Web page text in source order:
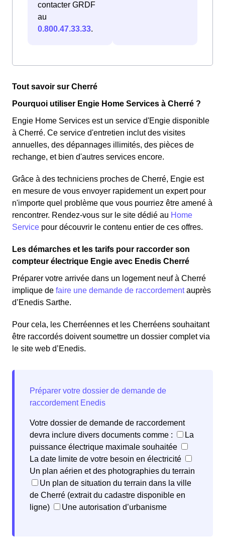
contacter GRDF
au
0.800.47.33.33.
Tout savoir sur Cherré
Pourquoi utiliser Engie Home Services à Cherré ?
Engie Home Services est un service d'Engie disponible
à Cherré. Ce service d'entretien inclut des visites
annuelles, des dépannages illimités, des pièces de
rechange, et bien d'autres services encore.
Grâce à des techniciens proches de Cherré, Engie est
en mesure de vous envoyer rapidement un expert pour
n'importe quel problème que vous pourriez être amené à
rencontrer. Rendez-vous sur le site dédié au Home
Service pour découvrir le contenu entier de ces offres.
Les démarches et les tarifs pour raccorder son
compteur électrique Engie avec Enedis Cherré
Préparer votre arrivée dans un logement neuf à Cherré
implique de faire une demande de raccordementauprès
d’Enedis Sarthe.
Pour cela, les Cherréennes et les Cherréens souhaitant
être raccordés doivent soumettre un dossier complet via
le site web d’Enedis.
Votre dossier de demande de raccordement
devra inclure divers documents comme :
La
puissance électrique maximale souhaitée
La date limite de votre besoin en électricité
Un plan aérien et des photographies du terrain
Un plan de situation du terrain dans la ville
de Cherré (extrait du cadastre disponible en
ligne)
Une autorisation d’urbanisme